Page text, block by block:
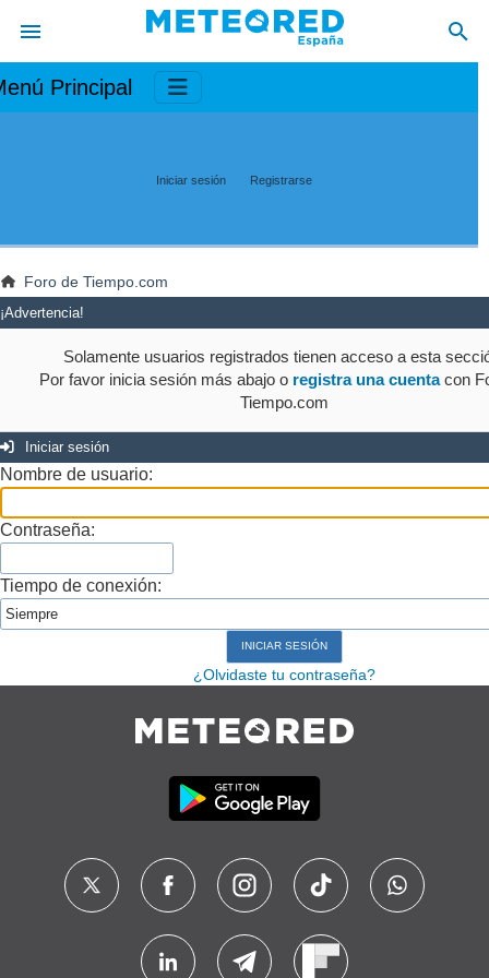
Principal
Iniciar sesión Registrarse
Foro de Tiempo.com
¡Advertencia!
Solamente usuarios registrados tienen acceso a esta
Por favor inicia sesión más abajo o registra una cuentacon
Tiempo.com
Iniciar sesión
Nombre de usuario:
Contraseña:
Tiempo de conexión:
¿Olvidaste tu contraseña?